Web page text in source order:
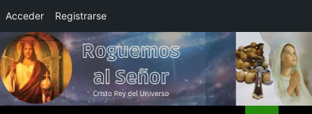
Acceder Registrarse
Saltar
al
contenido